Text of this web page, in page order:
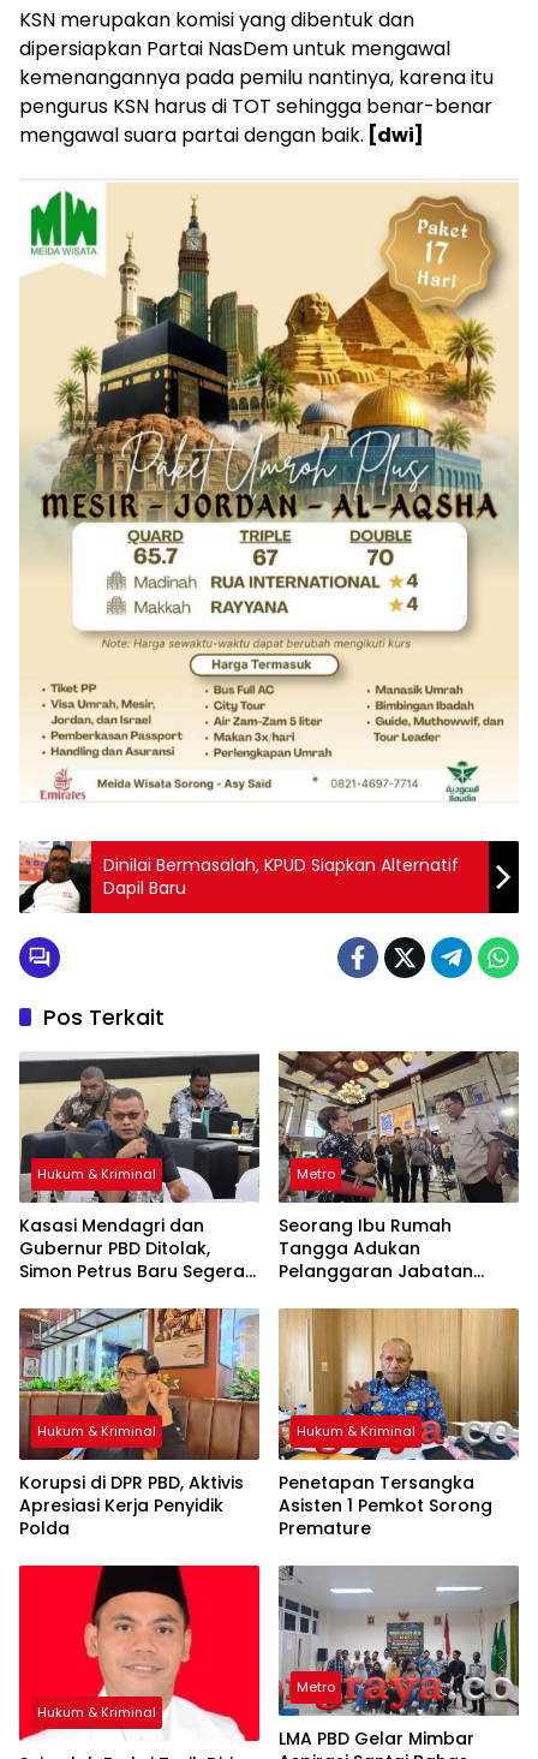
KSN merupakan komisi yang dibentuk dan
dipersiapkan Partai NasDem untuk mengawal
kemenangannya pada pemilu nantinya, karena itu
pengurus KSN harus di TOT sehingga benar-benar
mengawal suara partai dengan baik. [dwi]
Dinilai Bermasalah, KPUD Siapkan Alternatif
Dapil Baru
Pos Terkait
Hukum & Kriminal
Kasasi Mendagri dan
Gubernur PBD Ditolak,
Simon Petrus Baru Segera
Metro
Seorang Ibu Rumah
Tangga Adukan
Pelanggaran Jabatan
Hukum & Kriminal
Korupsi di DPR PBD, Aktivis
Apresiasi Kerja Penyidik
Polda
Hukum & Kriminal
Penetapan Tersangka
Asisten 1 Pemkot Sorong
Premature
Hukum & Kriminal
Metro
LMA PBD Gelar Mimbar